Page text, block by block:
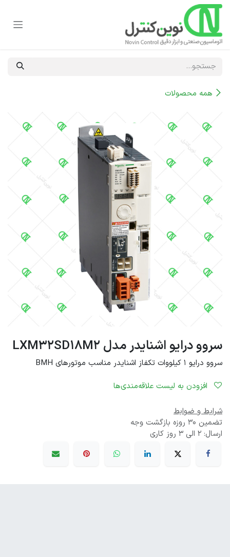
صرف نظر و مشاهده محتوا
همه محصولات
سروو درایو اشنایدر مدل LXM32SD18M2
سروو درایو 1 کیلووات تکفاز اشنایدر مناسب موتورهای BMH
شرایط و ضوابط
تضمین 30 روزه بازگشت وجه
ارسال: 2 الی 3 روز کاری